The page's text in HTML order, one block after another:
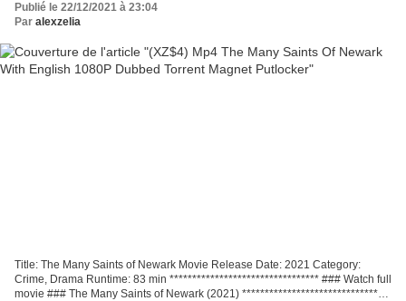
Publié le 22/12/2021 à 23:04
Par alexzelia
Title: The Many Saints of Newark Movie Release Date: 2021 Category:
Crime, Drama Runtime: 83 min ********************************* ### Watch full
movie ### The Many Saints of Newark (2021) *********************************